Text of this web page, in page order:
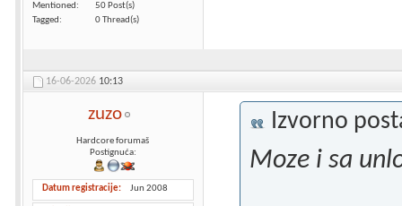
Mentioned
50 Post(s)
Tagged
0 Thread(s)
16-06-2026 10:13
zuzo
Hardcore forumaš
Postignuća:
Datum registracije Jun 2008
Izvorno
Moze i sa